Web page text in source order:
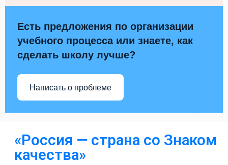
Есть предложения по организации
учебного процесса или знаете, как
сделать школу лучше?
Написать о проблеме
«Россия — страна со Знаком
качества»